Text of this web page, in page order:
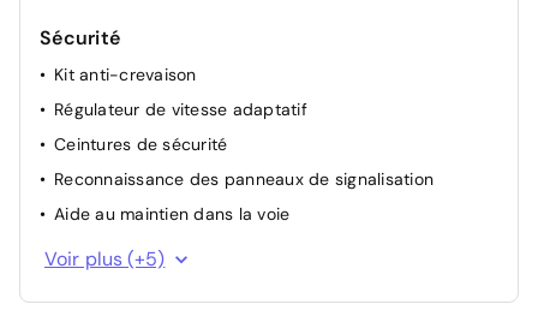
Sécurité
Kit anti-crevaison
Régulateur de vitesse adaptatif
Ceintures de sécurité
Reconnaissance des panneaux de signalisation
Aide au maintien dans la voie
Airbags
Voir plus (+5)